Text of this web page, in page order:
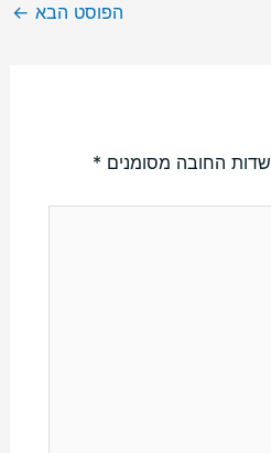
הפוסט הבא ←
שדות החובה מסומנים *